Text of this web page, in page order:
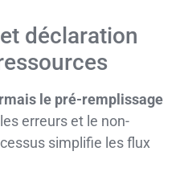
déclaration
le pré-remplissage
erreurs et le non-
simplifie les flux